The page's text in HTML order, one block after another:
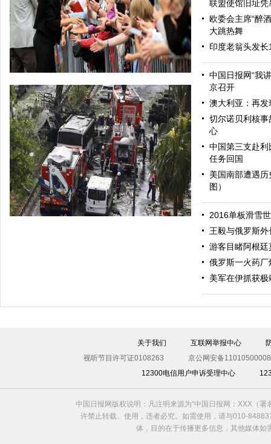
哈里与梅根亮相都柏林街头接受民众欢迎
联盟使馆旧址凭
欧委会主席“醉
大跳热舞
印度老翁头发
中国日报网“我
京召开
澳大利亚：再
切尔诺贝利核
心
中国第三支赴
任务回国
美国南部遭遇
图）
2016单板滑雪
王毅与俄罗斯
游客目睹阿根
俄罗斯一火药
美军在伊抓获极
关于我们 互联网举报中心
视听节目许可证0108263
京公网安备
12300电信用户申诉受理中心
中国日报网版权说明：凡注明来源为“中国日报网：XXX（
许禁止转载、使用，违者必究。如需使用，请与010-
体，目的在于传播更多信息，其他媒体